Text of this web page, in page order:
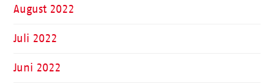
August 2022
Juli 2022
Juni 2022